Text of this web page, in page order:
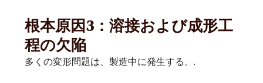
根本原因3：溶接および成形工
程の欠陥
多くの変形問題は、製造中に発生する。.